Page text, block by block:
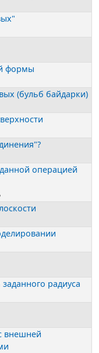
формы
(бульб байдарки)
операцией
радиуса
внешней